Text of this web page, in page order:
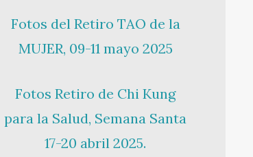
Fotos del Retiro TAO de la
MUJER, 09-11 mayo 2025
Fotos Retiro de Chi Kung
para la Salud, Semana Santa
17-20 abril 2025.